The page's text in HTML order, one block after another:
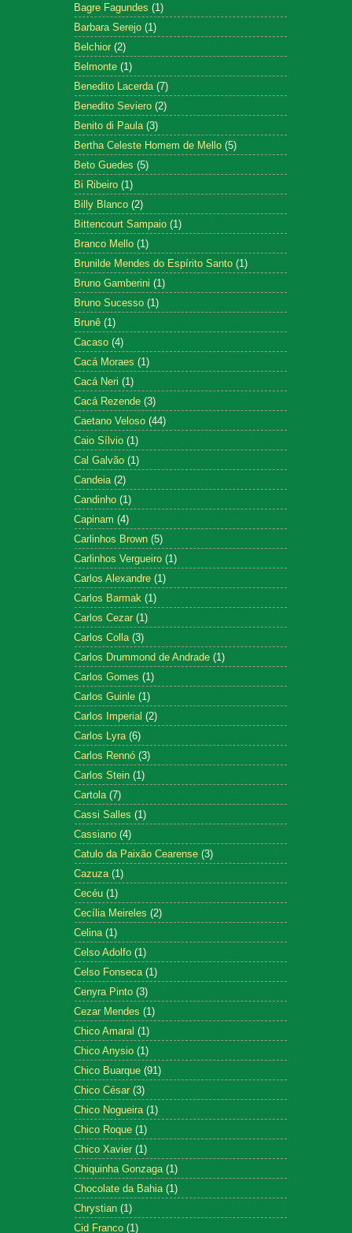
Bagre Fagundes (1)
Barbara Serejo (1)
Belchior (2)
Belmonte (1)
Benedito Lacerda (7)
Benedito Seviero (2)
Benito di Paula (3)
Bertha Celeste Homem de Mello (5)
Beto Guedes (5)
Bi Ribeiro (1)
Billy Blanco (2)
Bittencourt Sampaio (1)
Branco Mello (1)
Brunilde Mendes do Espírito Santo (1)
Bruno Gamberini (1)
Bruno Sucesso (1)
Brunê (1)
Cacaso (4)
Cacá Moraes (1)
Cacá Neri (1)
Cacá Rezende (3)
Caetano Veloso (44)
Caio Sílvio (1)
Cal Galvão (1)
Candeia (2)
Candinho (1)
Capinam (4)
Carlinhos Brown (5)
Carlinhos Vergueiro (1)
Carlos Alexandre (1)
Carlos Barmak (1)
Carlos Cezar (1)
Carlos Colla (3)
Carlos Drummond de Andrade (1)
Carlos Gomes (1)
Carlos Guinle (1)
Carlos Imperial (2)
Carlos Lyra (6)
Carlos Rennó (3)
Carlos Stein (1)
Cartola (7)
Cassi Salles (1)
Cassiano (4)
Catulo da Paixão Cearense (3)
Cazuza (1)
Cecéu (1)
Cecília Meireles (2)
Celina (1)
Celso Adolfo (1)
Celso Fonseca (1)
Cenyra Pinto (3)
Cezar Mendes (1)
Chico Amaral (1)
Chico Anysio (1)
Chico Buarque (91)
Chico César (3)
Chico Nogueira (1)
Chico Roque (1)
Chico Xavier (1)
Chiquinha Gonzaga (1)
Chocolate da Bahia (1)
Chrystian (1)
Cid Franco (1)